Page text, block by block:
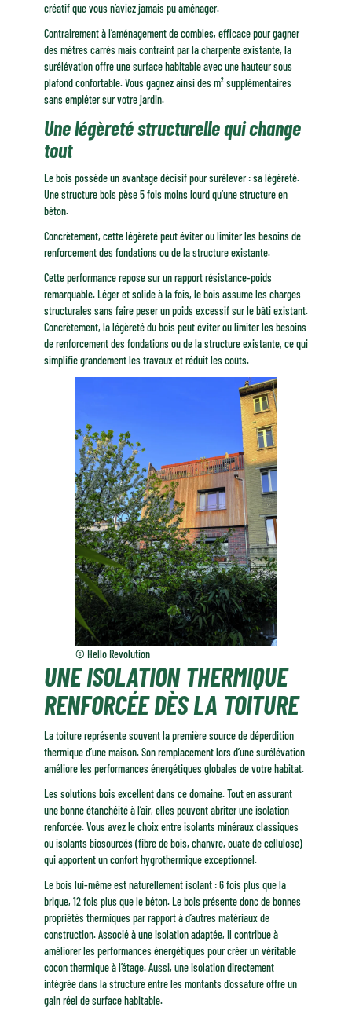
créatif que vous n’aviez jamais pu aménager.
Contrairement à l’aménagement de combles, efficace pour gagner
des mètres carrés mais contraint par la charpente existante, la
surélévation offre une surface habitable avec une hauteur sous
plafond confortable. Vous gagnez ainsi des m² supplémentaires
sans empiéter sur votre jardin.
Une légèreté structurelle qui change
tout
Le bois possède un avantage décisif pour surélever : sa légèreté.
Une structure bois pèse 5 fois moins lourd qu’une structure en
béton.
Concrètement, cette légèreté peut éviter ou limiter les besoins de
renforcement des fondations ou de la structure existante.
Cette performance repose sur un rapport résistance-poids
remarquable. Léger et solide à la fois, le bois assume les charges
structurales sans faire peser un poids excessif sur le bâti existant.
Concrètement, la légèreté du bois peut éviter ou limiter les besoins
de renforcement des fondations ou de la structure existante, ce qui
simplifie grandement les travaux et réduit les coûts.
© Hello Revolution
UNE ISOLATION THERMIQUE
RENFORCÉE DÈS LA TOITURE
La toiture représente souvent la première source de déperdition
thermique d’une maison. Son remplacement lors d’une surélévation
améliore les performances énergétiques globales de votre habitat.
Les solutions bois excellent dans ce domaine. Tout en assurant
une bonne étanchéité à l’air, elles peuvent abriter une isolation
renforcée. Vous avez le choix entre isolants minéraux classiques
ou isolants biosourcés (fibre de bois, chanvre, ouate de cellulose)
qui apportent un confort hygrothermique exceptionnel.
Le bois lui-même est naturellement isolant : 6 fois plus que la
brique, 12 fois plus que le béton. Le bois présente donc de bonnes
propriétés thermiques par rapport à d’autres matériaux de
construction. Associé à une isolation adaptée, il contribue à
améliorer les performances énergétiques pour créer un véritable
cocon thermique à l’étage. Aussi, une isolation directement
intégrée dans la structure entre les montants d’ossature offre un
gain réel de surface habitable.